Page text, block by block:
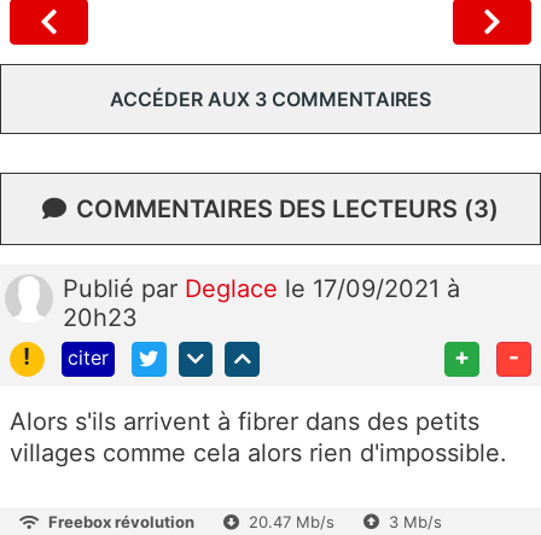
ACCÉDER AUX 3 COMMENTAIRES
COMMENTAIRES DES LECTEURS (3)
Publié par Deglace le 17/09/2021 à
20h23
!
citer + -
Alors s'ils arrivent à fibrer dans des petits
villages comme cela alors rien d'impossible.
Freebox révolution 20.47 Mb/s 3 Mb/s